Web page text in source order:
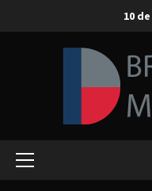
10
Primary